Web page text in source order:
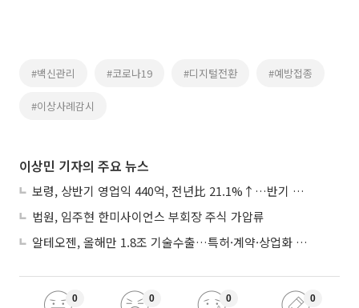
#백신관리 #코로나19 #디지털전환 #예방접종
#이상사례감시
이상민 기자의 주요 뉴스
보령, 상반기 영업익 440억, 전년比 21.1%↑…반기 역대 최대
법원, 임주현 한미사이언스 부회장 주식 가압류
알테오젠, 올해만 1.8조 기술수출…특허·계약·상업화 ‘삼박자’
0 0 0 0